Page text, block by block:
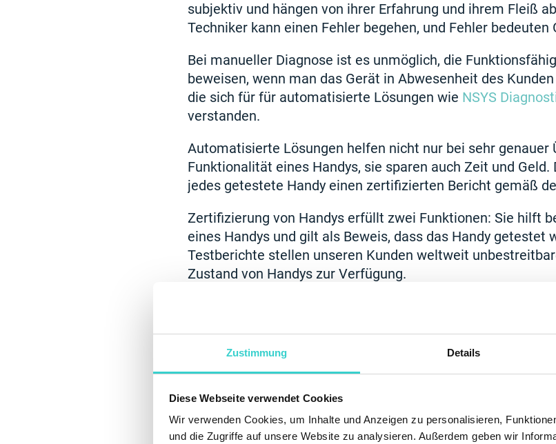
Zustimmung Details
Diese Webseite verwendet Cookies
Wir verwenden Cookies, um Inhalte und Anzeigen zu personalisieren,
und die Zugriffe auf unsere Website zu analysieren. Außerdem geben wir
subjektiv und hängen von ihrer Erfahrung und ihrem Fleiß
Techniker kann einen Fehler begehen, und Fehler bedeuten
Bei manueller Diagnose ist es unmöglich, die
beweisen, wenn man das Gerät in Abwesenheit des
die sich für für automatisierte Lösungen wie NSYS
verstanden.
Automatisierte Lösungen helfen nicht nur bei sehr genauer
Funktionalität eines Handys, sie sparen auch Zeit und
jedes getestete Handy einen zertifizierten Bericht gemäß
Zertifizierung von Handys erfüllt zwei Funktionen: Sie hilft
eines Handys und gilt als Beweis, dass das Handy getestet
Testberichte stellen unseren Kunden weltweit
Zustand von Handys zur Verfügung.